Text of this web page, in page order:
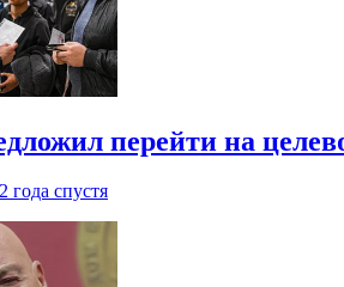
перейти на
2 года спустя